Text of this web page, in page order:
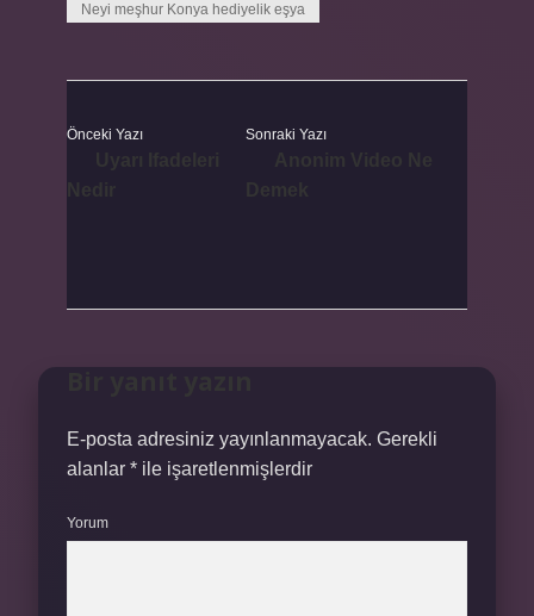
Neyi meşhur Konya hediyelik eşya
Önceki Yazı Sonraki Yazı
E-posta adresiniz yayınlanmayacak. Gerekli
alanlar * ile işaretlenmişlerdir
Yorum